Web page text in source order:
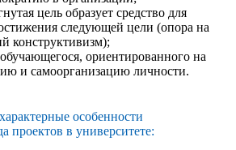
цель образует средство для
следующей цели (опора на
конструктивизм);
ориентированного на
и самоорганизацию личности.
особенности
проектов в университете: